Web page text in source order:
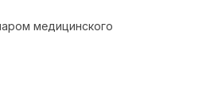
медицинского